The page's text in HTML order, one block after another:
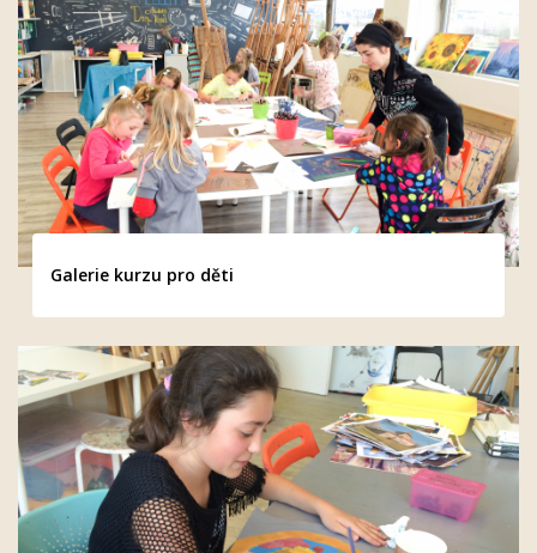
Galerie kurzu pro děti